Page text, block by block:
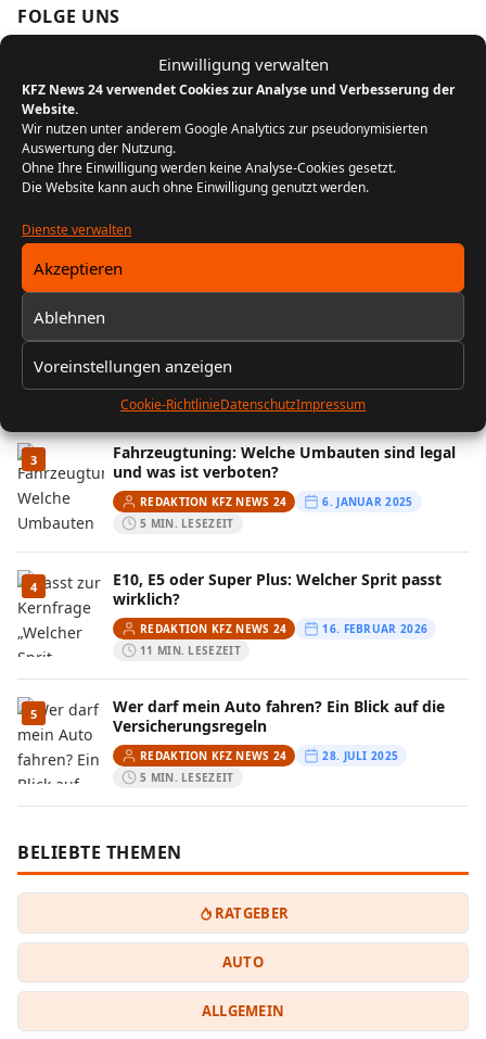
Einwilligung verwalten
KFZ News 24 verwendet Cookies zur Analyse und Verbesserung der
Website.
Wir nutzen unter anderem Google Analytics zur pseudonymisierten
Auswertung der Nutzung.
Ohne Ihre Einwilligung werden keine Analyse-Cookies gesetzt.
Die Website kann auch ohne Einwilligung genutzt werden.
Dienste verwalten
Akzeptieren
Ablehnen
Voreinstellungen anzeigen
Cookie-RichtlinieDatenschutzImpressum
FOLGE UNS
Instagram
MEIST GELESEN
Der Bikergruß: Ein Zeichen der
REDAKTION KFZ NEWS 24
22. JULI 2024
Ausstattung prüfen
REDAKTION KFZ NEWS 24
10 MIN. LESEZEIT
3
Fahrzeugtuning: Welche Umbauten sind legal
und was ist verboten?
REDAKTION KFZ NEWS 24
6. JANUAR 2025
5 MIN. LESEZEIT
4
E10, E5 oder Super Plus: Welcher Sprit passt
wirklich?
REDAKTION KFZ NEWS 24
16. FEBRUAR 2026
11 MIN. LESEZEIT
5
Wer darf mein Auto fahren? Ein Blick auf die
Versicherungsregeln
REDAKTION KFZ NEWS 24
28. JULI 2025
5 MIN. LESEZEIT
BELIEBTE THEMEN
RATGEBER
AUTO
ALLGEMEIN